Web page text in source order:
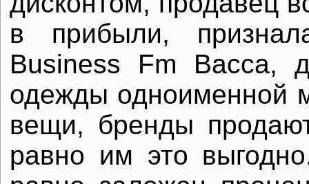
в прибыли,
Business Fm Васса,
одежды одноименной
вещи, бренды
равно им это